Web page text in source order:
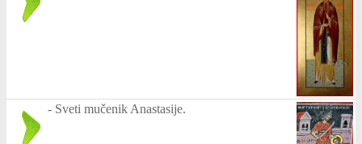
- Sveti mučenik Anastasije.